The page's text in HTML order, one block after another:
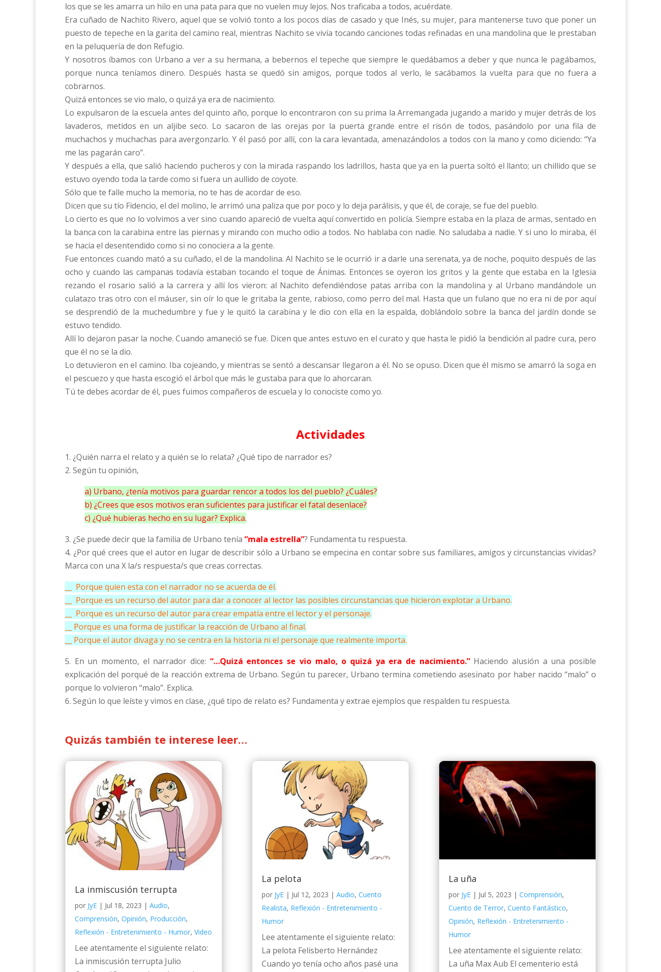
los que se les amarra un hilo en una pata para que no vuelen muy lejos. Nos traficaba a todos, acuérdate.
Era cuñado de Nachito Rivero, aquel que se volvió tonto a los pocos días de casado y que Inés, su mujer, para mantenerse tuvo que poner un
puesto de tepeche en la garita del camino real, mientras Nachito se vivía tocando canciones todas refinadas en una mandolina que le prestaban
en la peluquería de don Refugio.
Y nosotros íbamos con Urbano a ver a su hermana, a bebernos el tepeche que siempre le quedábamos a deber y que nunca le pagábamos,
porque nunca teníamos dinero. Después hasta se quedó sin amigos, porque todos al verlo, le sacábamos la vuelta para que no fuera a
cobrarnos.
Quizá entonces se vio malo, o quizá ya era de nacimiento.
Lo expulsaron de la escuela antes del quinto año, porque lo encontraron con su prima la Arremangada jugando a marido y mujer detrás de los
lavaderos, metidos en un aljibe seco. Lo sacaron de las orejas por la puerta grande entre el risón de todos, pasándolo por una fila de
muchachos y muchachas para avergonzarlo. Y él pasó por allí, con la cara levantada, amenazándolos a todos con la mano y como diciendo: “Ya
me las pagarán caro”.
Y después a ella, que salió haciendo pucheros y con la mirada raspando los ladrillos, hasta que ya en la puerta soltó el llanto; un chillido que se
estuvo oyendo toda la tarde como si fuera un aullido de coyote.
Sólo que te falle mucho la memoria, no te has de acordar de eso.
Dicen que su tío Fidencio, el del molino, le arrimó una paliza que por poco y lo deja parálisis, y que él, de coraje, se fue del pueblo.
Lo cierto es que no lo volvimos a ver sino cuando apareció de vuelta aquí convertido en policía. Siempre estaba en la plaza de armas, sentado en
la banca con la carabina entre las piernas y mirando con mucho odio a todos. No hablaba con nadie. No saludaba a nadie. Y si uno lo miraba, él
se hacía el desentendido como si no conociera a la gente.
Fue entonces cuando mató a su cuñado, el de la mandolina. Al Nachito se le ocurrió ir a darle una serenata, ya de noche, poquito después de las
ocho y cuando las campanas todavía estaban tocando el toque de Ánimas. Entonces se oyeron los gritos y la gente que estaba en la Iglesia
rezando el rosario salió a la carrera y allí los vieron: al Nachito defendiéndose patas arriba con la mandolina y al Urbano mandándole un
culatazo tras otro con el máuser, sin oír lo que le gritaba la gente, rabioso, como perro del mal. Hasta que un fulano que no era ni de por aquí
se desprendió de la muchedumbre y fue y le quitó la carabina y le dio con ella en la espalda, doblándolo sobre la banca del jardín donde se
estuvo tendido.
Allí lo dejaron pasar la noche. Cuando amaneció se fue. Dicen que antes estuvo en el curato y que hasta le pidió la bendición al padre cura, pero
que él no se la dio.
Lo detuvieron en el camino. Iba cojeando, y mientras se sentó a descansar llegaron a él. No se opuso. Dicen que él mismo se amarró la soga en
el pescuezo y que hasta escogió el árbol que más le gustaba para que lo ahorcaran.
Tú te debes acordar de él, pues fuimos compañeros de escuela y lo conociste como yo.
Actividades
1. ¿Quién narra el relato y a quién se lo relata? ¿Qué tipo de narrador es?
2. Según tu opinión,
a) Urbano, ¿tenía motivos para guardar rencor a todos los del pueblo? ¿Cuáles?
b) ¿Crees que esos motivos eran suficientes para justificar el fatal desenlace?
c) ¿Qué hubieras hecho en su lugar? Explica.
3. ¿Se puede decir que la familia de Urbano tenía “mala estrella”? Fundamenta tu respuesta.
4. ¿Por qué crees que el autor en lugar de describir sólo a Urbano se empecina en contar sobre sus familiares, amigos y circunstancias vividas?
Marca con una X la/s respuesta/s que creas correctas.
__ Porque quien esta con el narrador no se acuerda de él.
__ Porque es un recurso del autor para dar a conocer al lector las posibles circunstancias que hicieron explotar a Urbano.
__ Porque es un recurso del autor para crear empatía entre el lector y el personaje.
__ Porque es una forma de justificar la reacción de Urbano al final.
__ Porque el autor divaga y no se centra en la historia ni el personaje que realmente importa.
5. En un momento, el narrador dice: “…Quizá entonces se vio malo, o quizá ya era de nacimiento.”Haciendo alusión a una posible
explicación del porqué de la reacción extrema de Urbano. Según tu parecer, Urbano termina cometiendo asesinato por haber nacido “malo” o
porque lo volvieron “malo”. Explica.
6. Según lo que leíste y vimos en clase, ¿qué tipo de relato es? Fundamenta y extrae ejemplos que respalden tu respuesta.
Quizás también te interese leer…
La inmiscusión terrupta
por JyE | Jul 18, 2023 | Audio,
Comprensión, Opinión, Producción,
Reflexión - Entretenimiento - Humor, Video
Lee atentamente el siguiente relato:
La inmiscusión terrupta Julio
La pelota
por JyE| Jul 12, 2023 | Audio, Cuento
Realista, Reflexión - Entretenimiento -
Humor
Lee atentamente el siguiente relato:
La pelota Felisberto Hernández
Cuando yo tenía ocho años pasé una
La uña
por JyE| Jul 5, 2023 | Comprensión,
Cuento de Terror, Cuento Fantástico,
Opinión, Reflexión - Entretenimiento -
Humor
Lee atentamente el siguiente relato:
La uña Max Aub El cementerio está